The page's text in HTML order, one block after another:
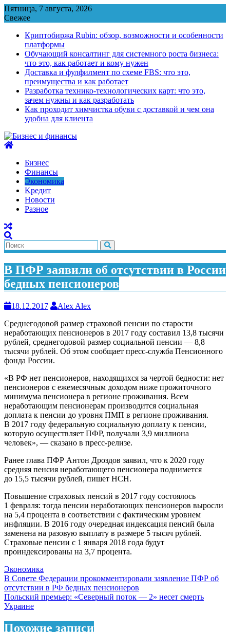
Перейти
к
Пятница, 7 августа, 2026
Свежее
Криптобиржа Rubin: обзор, возможности и особенности
платформы
Обучающий консалтинг для системного роста бизнеса:
что это, как работает и кому нужен
Доставка и фулфилмент по схеме FBS: что это,
преимущества и как работает
Разработка технико-технологических карт: что это,
зачем нужны и как разработать
Как проходит химчистка обуви с доставкой и чем она
удобна для клиента
Бизнес
Финансы
Экономика
Kредит
Новости
Разное
В ПФР заявили об отсутствии в России
бедных пенсионеров
18.12.2017
Alex Alex
Среднегодовой размер страховой пенсии по старости
неработающих пенсионеров в 2017 году составил 13,8 тысячи
рублей, среднегодовой размер социальной пенсии — 8,8
тысячи рублей. Об этом сообщает пресс-служба Пенсионного
фонда России.
«В РФ нет пенсионеров, находящихся за чертой бедности: нет
пенсионеров с ежемесячным доходом ниже прожиточного
минимума пенсионера в регионе проживания. Всем
неработающим пенсионерам производится социальная
доплата к пенсии до уровня ПМП в регионе проживания.
В 2017 году федеральную социальную доплату к пенсии,
которую осуществляет ПФР, получали 3,9 миллиона
человек», — сказано в пресс-релизе.
Ранее глава ПФР Антон Дроздов заявил, что к 2020 году
средняя пенсия неработающего пенсионера поднимется
до 15,5 тысячи рублей, пишет НСН.
Повышение страховых пенсий в 2017 году состоялось
1 февраля: тогда пенсии неработающих пенсионеров выросли
на 5,4 процента в соответствии с фактическим уровнем
инфляции. В 2016 году очередная индексация пенсий была
заменена на разовую выплату в размере 5 тысяч рублей.
Страховые пенсии с 1 января 2018 года будут
проиндексированы на 3,7 процента.
Экономика
Навигация
по
записям
В Совете Федерации прокомментировали заявление ПФР об
отсутствии в РФ бедных пенсионеров
Польский премьер: «Северный поток — 2» несет смерть
Украине
Похожие записи